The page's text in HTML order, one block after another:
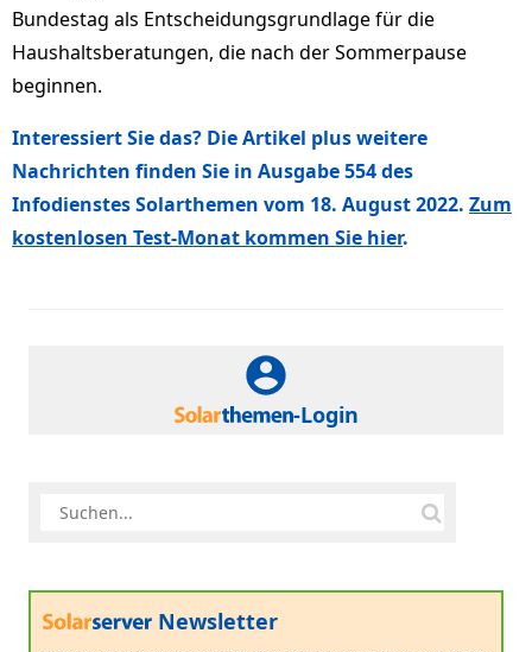
Bundestag als Entscheidungsgrundlage für die
Haushaltsberatungen, die nach der Sommerpause
beginnen.
Interessiert Sie das? Die Artikel plus weitere
Nachrichten finden Sie in Ausgabe 554 des
Infodienstes Solarthemen vom 18. August 2022. Zum
kostenlosen Test-Monat kommen Sie hier.
-Login
Newsletter